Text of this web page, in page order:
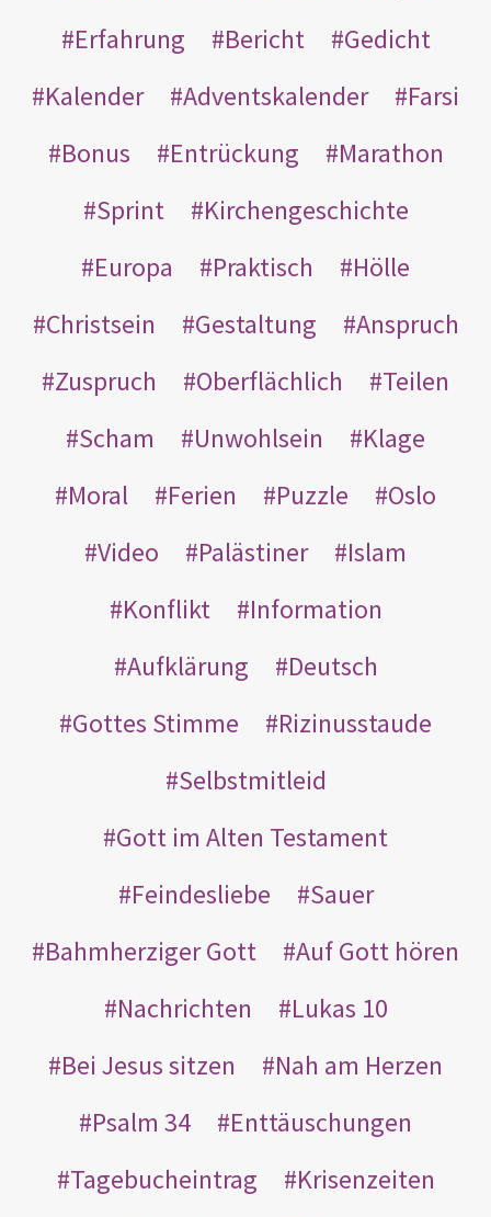
Erfahrung
Bericht
Gedicht
Kalender
Adventskalender
Farsi
Bonus
Entrückung
Marathon
Sprint
Kirchengeschichte
Europa
Praktisch
Hölle
Christsein
Gestaltung
Anspruch
Zuspruch
Oberflächlich
Teilen
Scham
Unwohlsein
Klage
Moral
Ferien Puzzle
Oslo
Video
Palästiner
Islam
Konflikt
Information
Aufklärung
Deutsch
Gottes Stimme
Rizinusstaude
Selbstmitleid
Gott im Alten Testament
Feindesliebe
Sauer
Bahmherziger Gott
Auf Gott hören
Nachrichten
Lukas 10
Bei Jesus sitzen
Nah am Herzen
Psalm 34
Enttäuschungen
Tagebucheintrag
Krisenzeiten